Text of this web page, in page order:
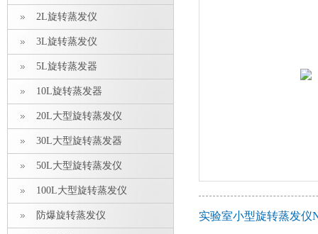
2L旋转蒸发仪
3L旋转蒸发仪
5L旋转蒸发器
10L旋转蒸发器
20L大型旋转蒸发仪
30L大型旋转蒸发器
50L大型旋转蒸发仪
100L大型旋转蒸发仪
防爆旋转蒸发仪 实验室小型旋转蒸发仪